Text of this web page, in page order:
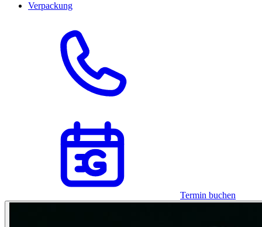
Verpackung
Termin buchen